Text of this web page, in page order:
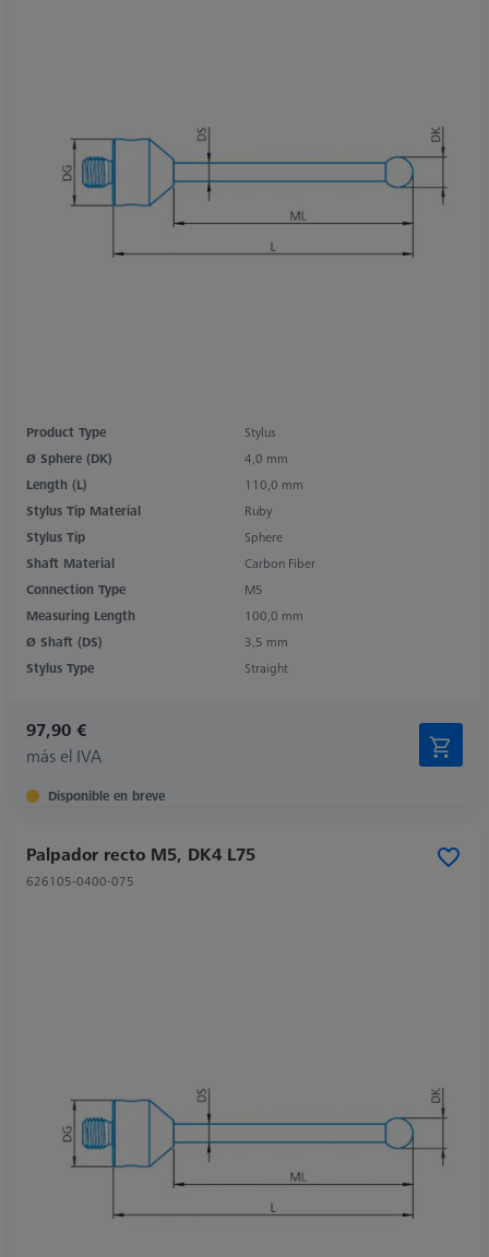
Product Type
Stylus
Ø Sphere (DK)
4,0 mm
Length (L)
110,0 mm
Stylus Tip Material
Ruby
Stylus Tip
Sphere
Shaft Material
Carbon Fiber
Connection Type
M5
Measuring Length
100,0 mm
Ø Shaft (DS)
3,5 mm
Stylus Type
Straight
97,90 €
más el IVA
Disponible en breve
Palpador recto M5, DK4 L75
626105-0400-075